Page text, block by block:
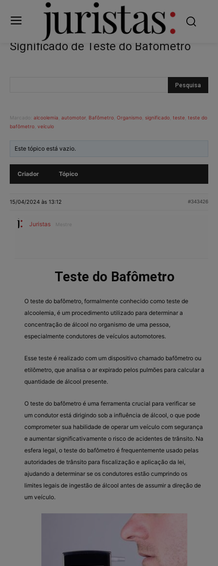
Significado de Teste do Bafômetro
Marcado: alcoolemia automotor, Bafômetro Organismo significado teste teste do
bafômetro veículo
Este tópico está vazio.
Criador Tópico
15/04/2024 às 13:12 #343426
Juristas Mestre
Teste do Bafômetro
O teste do bafômetro, formalmente conhecido como teste de
alcoolemia, é um procedimento utilizado para determinar a
concentração de álcool no organismo de uma pessoa,
especialmente condutores de veículos automotores.
Esse teste é realizado com um dispositivo chamado bafômetro ou
etilômetro, que analisa o ar expirado pelos pulmões para calcular a
quantidade de álcool presente.
O teste do bafômetro é uma ferramenta crucial para verificar se
um condutor está dirigindo sob a influência de álcool, o que pode
comprometer sua habilidade de operar um veículo com segurança
e aumentar significativamente o risco de acidentes de trânsito. Na
esfera legal, o teste do bafômetro é frequentemente usado pelas
autoridades de trânsito para fiscalização e aplicação da lei,
ajudando a determinar se os condutores estão cumprindo os
limites legais de ingestão de álcool antes de assumir a direção de
um veículo.